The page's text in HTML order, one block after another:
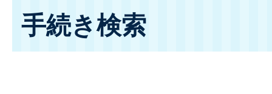
手続き検索